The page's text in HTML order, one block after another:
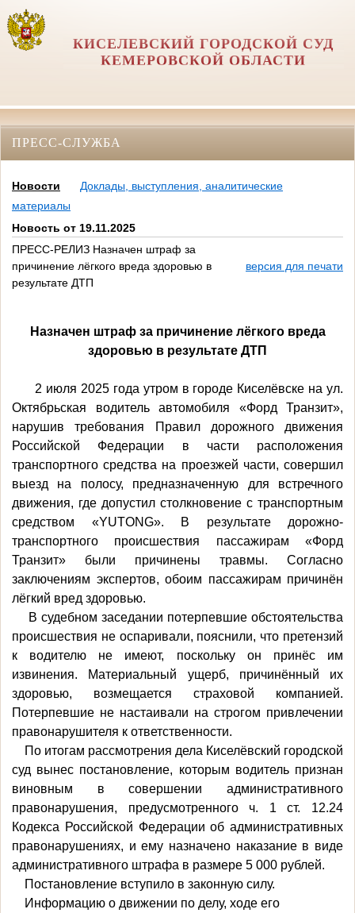
КИСЕЛЕВСКИЙ ГОРОДСКОЙ СУД
КЕМЕРОВСКОЙ ОБЛАСТИ
ПРЕСС-СЛУЖБА
Новости
Доклады, выступления, аналитические
материалы
Новость от 19.11.2025
ПРЕСС-РЕЛИЗ Назначен штраф за
причинение лёгкого вреда здоровью в
результате ДТП
версия для печати
Назначен штраф за причинение лёгкого вреда
здоровью в результате ДТП
2 июля 2025 года утром в городе Киселёвске на ул.
Октябрьская водитель автомобиля «Форд Транзит»,
нарушив требования Правил дорожного движения
Российской Федерации в части расположения
транспортного средства на проезжей части, совершил
выезд на полосу, предназначенную для встречного
движения, где допустил столкновение с транспортным
средством «YUTONG». В результате дорожно-
транспортного происшествия пассажирам «Форд
Транзит» были причинены травмы. Согласно
заключениям экспертов, обоим пассажирам причинён
лёгкий вред здоровью.
В судебном заседании потерпевшие обстоятельства
происшествия не оспаривали, пояснили, что претензий
к водителю не имеют, поскольку он принёс им
извинения. Материальный ущерб, причинённый их
здоровью, возмещается страховой компанией.
Потерпевшие не настаивали на строгом привлечении
правонарушителя к ответственности.
По итогам рассмотрения дела Киселёвский городской
суд вынес постановление, которым водитель признан
виновным в совершении административного
правонарушения, предусмотренного ч. 1 ст. 12.24
Кодекса Российской Федерации об административных
правонарушениях, и ему назначено наказание в виде
административного штрафа в размере 5 000 рублей.
Постановление вступило в законную силу.
Информацию о движении по делу, ходе его